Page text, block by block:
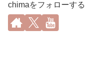
chimaをフォローする